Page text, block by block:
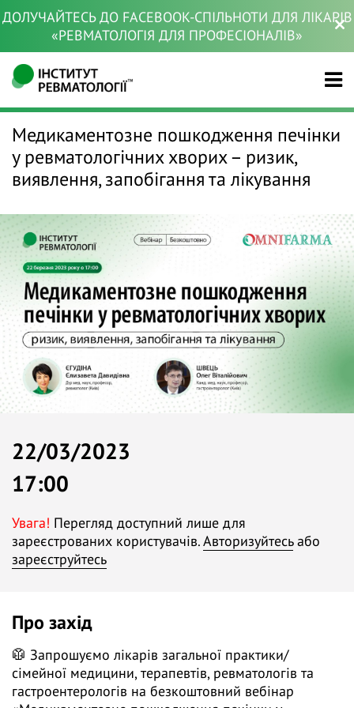
ДОЛУЧАЙТЕСЬ ДО FACEBOOK-СПІЛЬНОТИ ДЛЯ ЛІКАРІВ
«РЕВМАТОЛОГІЯ ДЛЯ ПРОФЕСІОНАЛІВ»
Медикаментозне пошкодження печінки
у ревматологічних хворих – ризик,
виявлення, запобігання та лікування
22/03/2023
17:00
Увага! Перегляд доступний лише для
зареєстрованих користувачів.Авторизуйтесьабо
зареєструйтесь
Про захід
🥼 Запрошуємо лікарів загальної практики/
сімейної медицини, терапевтів, ревматологів та
гастроентерологів на безкоштовний вебінар